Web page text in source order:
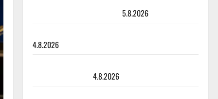
5.8.2026
4.8.2026
4.8.2026